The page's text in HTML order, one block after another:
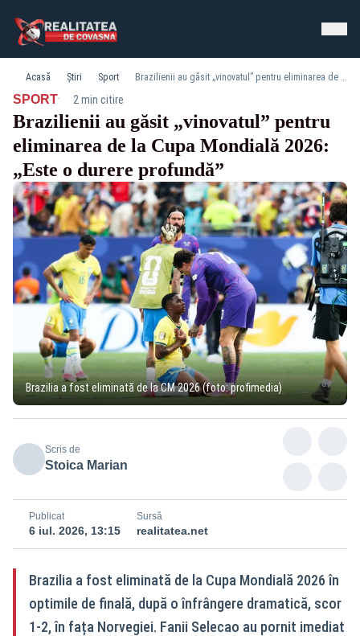
Acasă Știri Sport Brazilienii au găsit „vinovatul” pentru eliminarea de la Cupa Mondială 2026: „Este o durere profundă”
SPORT· 2 min citire
Brazilienii au găsit „vinovatul” pentru
eliminarea de la Cupa Mondială 2026:
„Este o durere profundă”
Brazilia a fost eliminată de la CM 2026 (foto: profimedia)
Scris de
Stoica Marian
Publicat
6 iul. 2026, 13:15
Sursă
realitatea.net
Brazilia a fost eliminată de la Cupa Mondială 2026 în
optimile de finală, după o înfrângere dramatică, scor
1-2, în fața Norvegiei. Fanii Selecao au pornit imediat